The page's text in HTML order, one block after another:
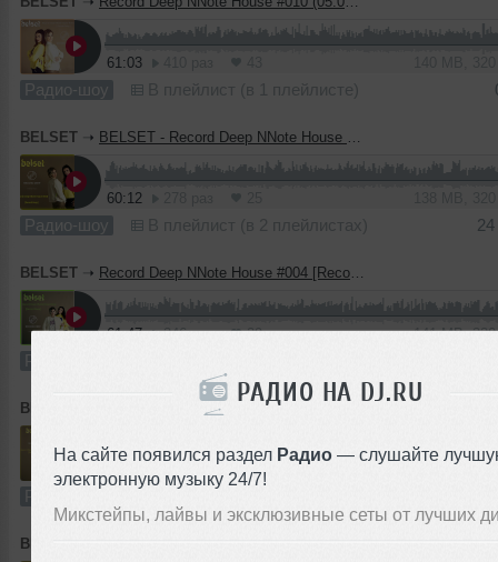
РАДИО НА DJ.RU
На сайте появился раздел Радио — слушайте
электронную музыку 24/7!
Микстейпы, лайвы и эксклюзивные сеты от лучших
61:03
Радио-шоу В плейлист (в 1 плейлисте)
BELSET ➝ BELSET - Record Deep NNote House #008
60:12
Радио-шоу В плейлист (в 2 плейлистах)
BELSET ➝ Record Deep NNote House #004 [Record Deep]
61:47 346 раз 29 141 MB,
Радио-шоу
BELSET Record Deep NNote House #003 [Record Deep]
452 раза 44 139 MB,
Радио-шоу
BELSET